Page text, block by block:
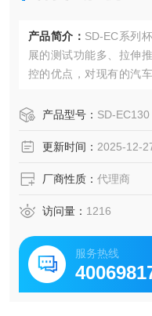
产品简介： SD-EC系列
展的测试功能多、拉伸
控的优点，对现有的汽
至关重要的作用，经我
O、GB、DIN、ASTM等
产品型号： SD-EC130
更新时间： 2025-12-
厂商性质： 代理商
访问量： 1216
服务热线